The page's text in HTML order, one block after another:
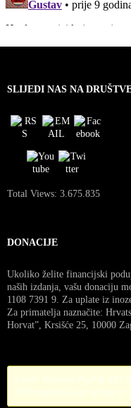
SLIJEDI NAS NA
Total Views: 3.675.835
DONACIJE
Ukoliko želite financijski
naših izdanja, vašu donaciju
1108 7391 9. Za uplate iz
Za primatelja naznačite:
Horvat”, Krsišće 25, 10000